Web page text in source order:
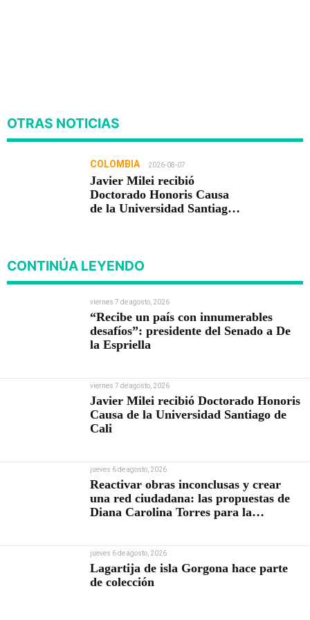
OTRAS NOTICIAS
COLOMBIA 2026-08-07
Javier Milei recibió
Doctorado Honoris Causa
de la Universidad Santiago
CONTINÚA LEYENDO
viernes 7 de agosto, 2026
“Recibe un país con innumerables
desafíos”: presidente del Senado a De
la Espriella
viernes 7 de agosto, 2026
Javier Milei recibió Doctorado Honoris
Causa de la Universidad Santiago de
Cali
jueves 6 de agosto, 2026
Reactivar obras inconclusas y crear
una red ciudadana: las propuestas de
Diana Carolina Torres para la
jueves 6 de agosto, 2026
Lagartija de isla Gorgona hace parte
de colección